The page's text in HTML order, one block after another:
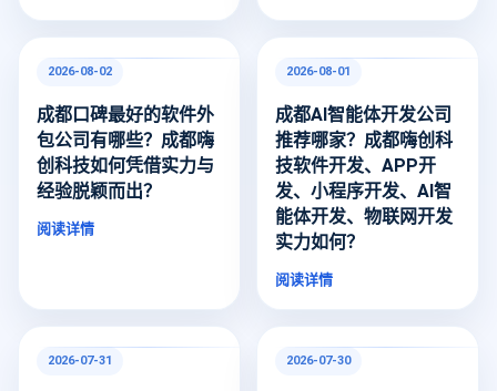
2026-08-02
成都口碑最好的软件外
包公司有哪些？成都嗨
创科技如何凭借实力与
经验脱颖而出？
阅读详情
2026-08-01
成都AI智能体开发公司
推荐哪家？成都嗨创科
技软件开发、APP开
发、小程序开发、AI智
能体开发、物联网开发
实力如何？
阅读详情
2026-07-31 2026-07-30